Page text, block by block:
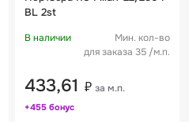
BL 2st
В наличии
Мин. кол-во
для заказа 35 /м.п.
433,61 ₽ за м.п.
+455 бонус